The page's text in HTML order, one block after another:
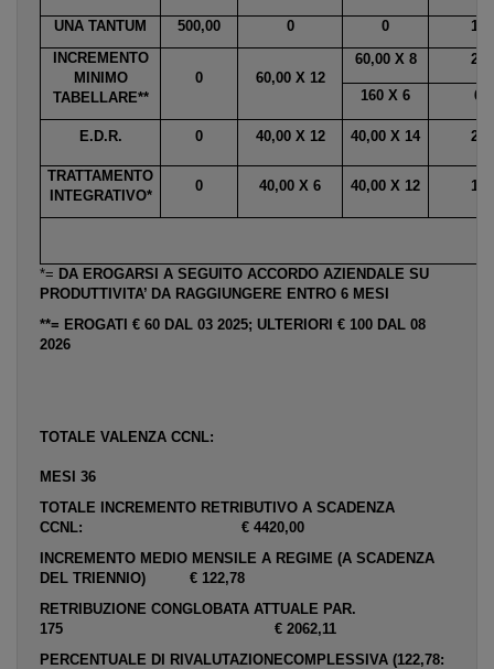
UNA TANTUM 500,00 0 0
14
INCREMENTO
MINIMO
TABELLARE**
0 60,00 X 12
60,00 X 8 20
160 X 6 6
E.D.R. 0 40,00 X 12 40,00 X 14 26
TRATTAMENTO
INTEGRATIVO*
0 40,00 X 6 40,00 X 12 18
*= DA EROGARSI A SEGUITO ACCORDO AZIENDALE SU
PRODUTTIVITA’ DA RAGGIUNGERE ENTRO 6 MESI
**= EROGATI € 60 DAL 03 2025; ULTERIORI € 100 DAL 08
2026
TOTALE VALENZA CCNL:
MESI 36
TOTALE INCREMENTO RETRIBUTIVO A SCADENZA
CCNL: € 4420,00
INCREMENTO MEDIO MENSILE A REGIME (A SCADENZA
DEL TRIENNIO) € 122,78
RETRIBUZIONE CONGLOBATA ATTUALE PAR.
175 € 2062,11
PERCENTUALE DI RIVALUTAZIONECOMPLESSIVA (122,78: